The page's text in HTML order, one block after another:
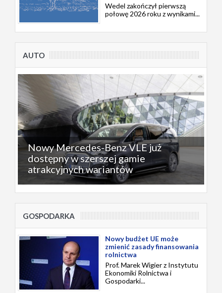
Wedel zakończył pierwszą
połowę 2026 roku z wynikami...
AUTO
Nowy Mercedes-Benz VLE już
dostępny w szerszej gamie
atrakcyjnych wariantów
GOSPODARKA
Nowy budżet UE może
zmienić zasady finansowania
rolnictwa
Prof. Marek Wigier z Instytutu
Ekonomiki Rolnictwa i
Gospodarki...